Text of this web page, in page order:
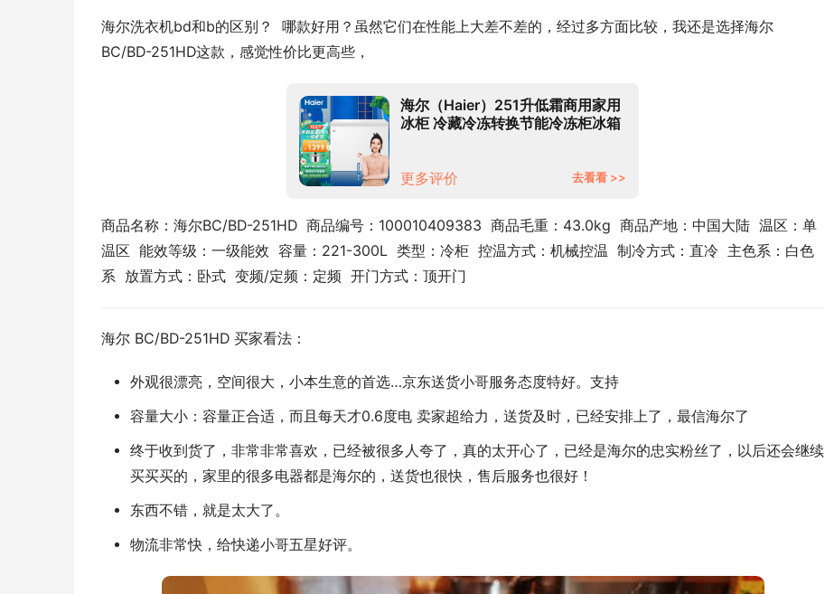
海尔洗衣机bd和b的区别？  哪款好用？虽然它们在性能上大差不差的，经过多方面比较，我还是选择海尔
BC/BD-251HD这款，感觉性价比更高些，
海尔（Haier）251升低霜商用家用
冰柜 冷藏冷冻转换节能冷冻柜冰箱
更多评价 去看看 >>
商品名称：海尔BC/BD-251HD  商品编号：100010409383  商品毛重：43.0kg  商品产地：中国大陆  温区：单
温区  能效等级：一级能效  容量：221-300L  类型：冷柜  控温方式：机械控温  制冷方式：直冷  主色系：白色
系  放置方式：卧式  变频/定频：定频  开门方式：顶开门
海尔 BC/BD-251HD 买家看法：
外观很漂亮，空间很大，小本生意的首选…京东送货小哥服务态度特好。支持
容量大小：容量正合适，而且每天才0.6度电 卖家超给力，送货及时，已经安排上了，最信海尔了
终于收到货了，非常非常喜欢，已经被很多人夸了，真的太开心了，已经是海尔的忠实粉丝了，以后还会继续
买买买的，家里的很多电器都是海尔的，送货也很快，售后服务也很好！
东西不错，就是太大了。
物流非常快，给快递小哥五星好评。